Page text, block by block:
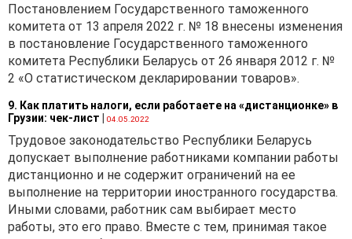
оплаты труда и
премирования, которые
применяются у нанимателя,
не прописаны ни в одном
другом документе,
например в трудовом
Не следует забывать,
правда, что некоторые
организации, не
осуществляющие
коммерческую
деятельность
Постановлением Государственного таможенного
комитета от 13 апреля 2022 г. № 18 внесены изменения
в постановление Государственного таможенного
комитета Республики Беларусь от 26 января 2012 г. №
2 «О статистическом декларировании товаров».
9. Как платить налоги, если работаете на «дистанционке» в
Грузии: чек-лист
04.05.2022
Трудовое законодательство Республики Беларусь
допускает выполнение работниками компании работы
дистанционно и не содержит ограничений на ее
выполнение на территории иностранного государства.
Иными словами, работник сам выбирает место
работы, это его право. Вместе с тем, принимая такое